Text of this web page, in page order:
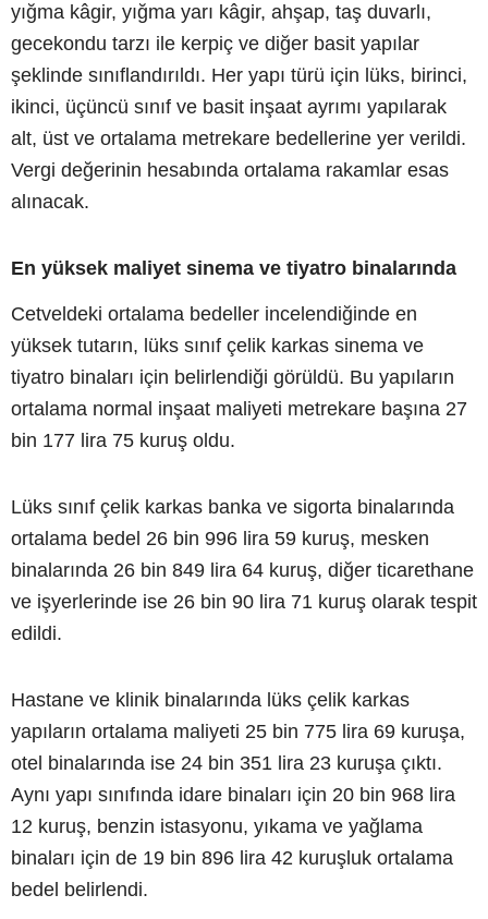
yığma kâgir, yığma yarı kâgir, ahşap, taş duvarlı,
gecekondu tarzı ile kerpiç ve diğer basit yapılar
şeklinde sınıflandırıldı. Her yapı türü için lüks, birinci,
ikinci, üçüncü sınıf ve basit inşaat ayrımı yapılarak
alt, üst ve ortalama metrekare bedellerine yer verildi.
Vergi değerinin hesabında ortalama rakamlar esas
alınacak.
En yüksek maliyet sinema ve tiyatro binalarında
Cetveldeki ortalama bedeller incelendiğinde en
yüksek tutarın, lüks sınıf çelik karkas sinema ve
tiyatro binaları için belirlendiği görüldü. Bu yapıların
ortalama normal inşaat maliyeti metrekare başına 27
bin 177 lira 75 kuruş oldu.
Lüks sınıf çelik karkas banka ve sigorta binalarında
ortalama bedel 26 bin 996 lira 59 kuruş, mesken
binalarında 26 bin 849 lira 64 kuruş, diğer ticarethane
ve işyerlerinde ise 26 bin 90 lira 71 kuruş olarak tespit
edildi.
Hastane ve klinik binalarında lüks çelik karkas
yapıların ortalama maliyeti 25 bin 775 lira 69 kuruşa,
otel binalarında ise 24 bin 351 lira 23 kuruşa çıktı.
Aynı yapı sınıfında idare binaları için 20 bin 968 lira
12 kuruş, benzin istasyonu, yıkama ve yağlama
binaları için de 19 bin 896 lira 42 kuruşluk ortalama
bedel belirlendi.